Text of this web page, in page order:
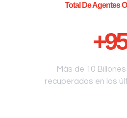
Total De Agentes
+95
Más de 10
recuperados en los